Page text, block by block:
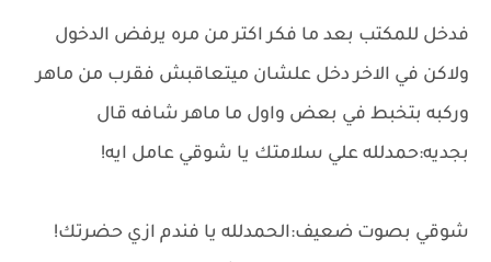
فدخل للمكتب بعد ما فكر اكتر من مره يرفض الدخول
ولاكن في الاخر دخل علشان ميتعاقبش فقرب من ماهر
وركبه بتخبط في بعض واول ما ماهر شافه قال
بجديه:حمدلله علي سلامتك يا شوقي عامل ايه!
شوقي بصوت ضعيف:الحمدلله يا فندم ازي حضرتك!